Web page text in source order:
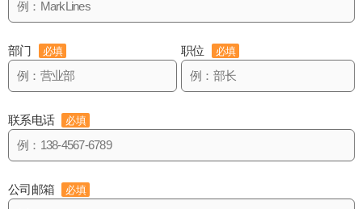
部门 必填 职位 必填
联系电话 必填
公司邮箱 必填